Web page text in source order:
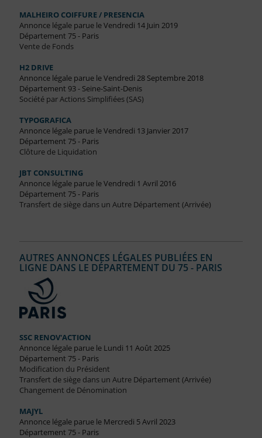
MALHEIRO COIFFURE / PRESENCIA
Annonce légale parue le Vendredi 14 Juin 2019
Département 75 - Paris
Vente de Fonds
H2 DRIVE
Annonce légale parue le Vendredi 28 Septembre 2018
Département 93 - Seine-Saint-Denis
Société par Actions Simplifiées (SAS)
TYPOGRAFICA
Annonce légale parue le Vendredi 13 Janvier 2017
Département 75 - Paris
Clôture de Liquidation
JBT CONSULTING
Annonce légale parue le Vendredi 1 Avril 2016
Département 75 - Paris
Transfert de siège dans un Autre Département (Arrivée)
AUTRES ANNONCES LÉGALES PUBLIÉES EN
LIGNE DANS LE DÉPARTEMENT DU 75 - PARIS
SSC RENOV'ACTION
Annonce légale parue le Lundi 11 Août 2025
Département 75 - Paris
Modification du Président
Transfert de siège dans un Autre Département (Arrivée)
Changement de Dénomination
MAJYL
Annonce légale parue le Mercredi 5 Avril 2023
Département 75 - Paris